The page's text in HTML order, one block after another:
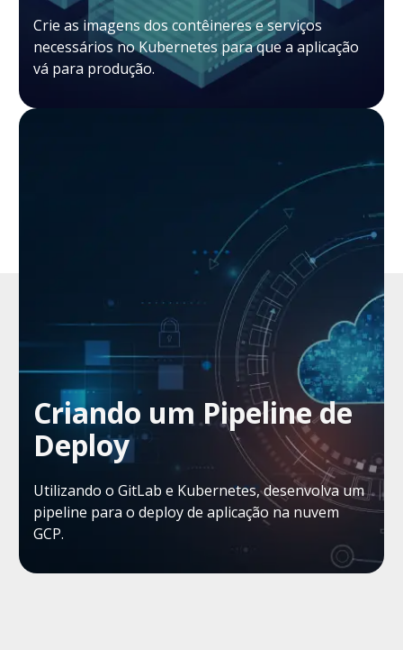
Crie as imagens dos contêineres e serviços
necessários no Kubernetes para que a aplicação
vá para produção.
Criando um Pipeline de
Deploy
Utilizando o GitLab e Kubernetes, desenvolva um
pipeline para o deploy de aplicação na nuvem
GCP.